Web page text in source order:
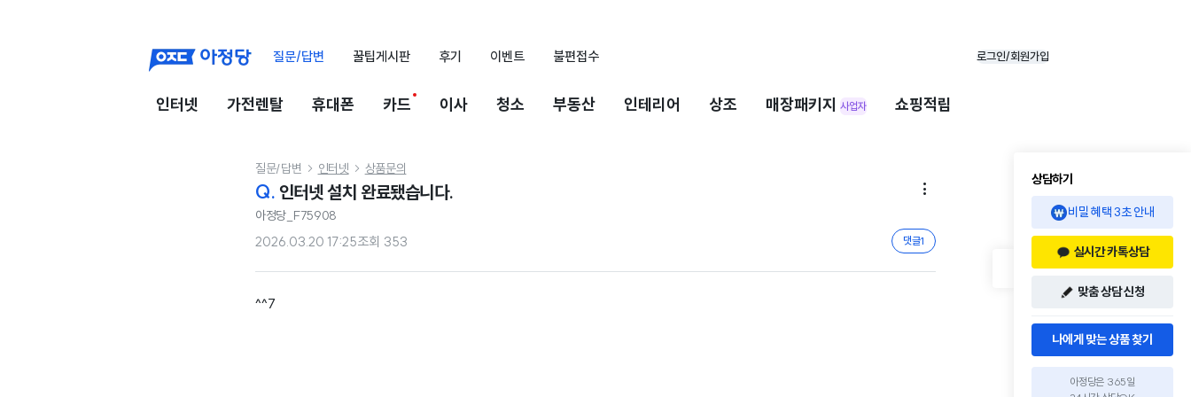
질문/답변 꿀팁게시판 후기 이벤트 불편접수 로그인/회원가입
인터넷 가전렌탈 휴대폰 카드 이사 청소 부동산 인테리어 상조 매장패키지 사업자 쇼핑적립
질문/답변  인터넷  상품문의
Q. 인터넷 설치 완료됐습니다. 
아정당_F75908
2026.03.20 17:25조회 353 댓글1
^^7
상담하기
비밀 혜택 3초 안내
실시간 카톡상담
맞춤 상담 신청
나에게 맞는 상품 찾기
아정당은 365일